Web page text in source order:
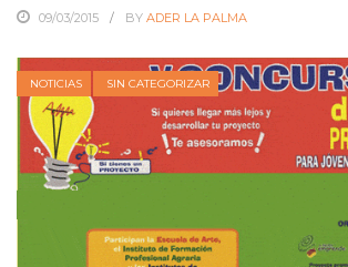
09/03/2015 BY ADER LA PALMA
NOTICIAS SIN CATEGORIZAR